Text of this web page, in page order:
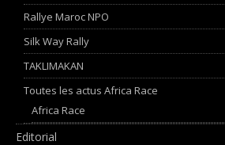
Rallye Maroc NPO
Silk Way Rally
TAKLIMAKAN
Toutes les actus Africa Race
Africa Race
Editorial